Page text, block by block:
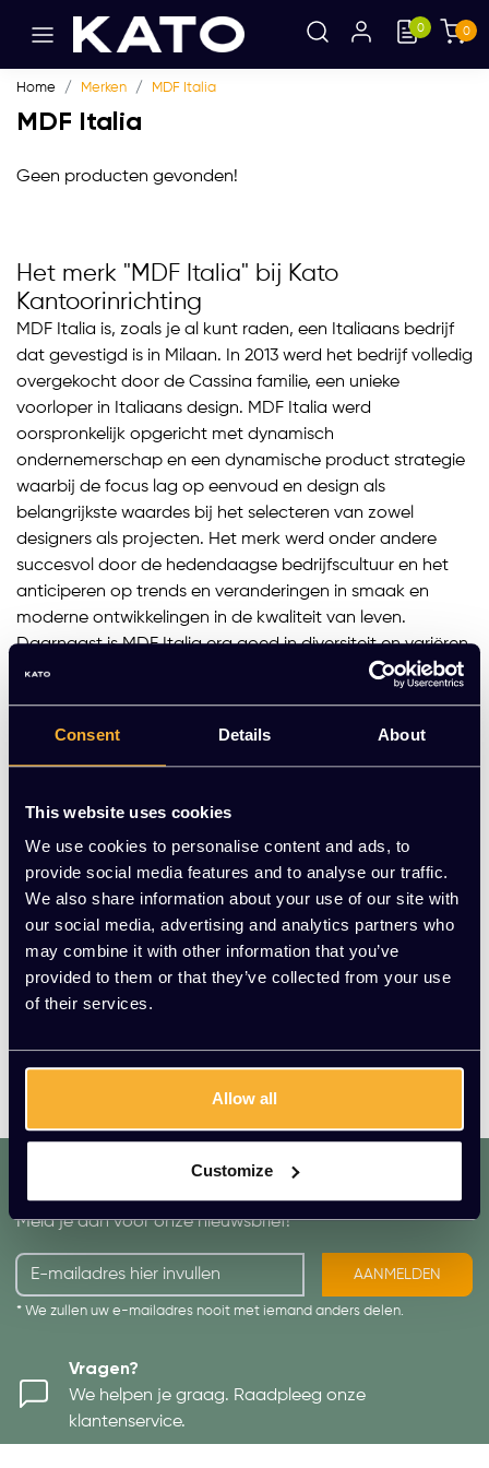
Consent Details About
This website uses cookies
We use cookies to personalise content and ads, to
provide social media features and to analyse our traffic.
We also share information about your use of our site with
our social media, advertising and analytics partners who
may combine it with other information that you’ve
provided to them or that they’ve collected from your use
of their services.
Allow all
Customize
0 0
Home Merken MDF Italia
MDF Italia
Geen producten gevonden!
Het merk "MDF Italia" bij Kato
Kantoorinrichting
MDF Italia is, zoals je al kunt raden, een Italiaans bedrijf
dat gevestigd is in Milaan. In 2013 werd het bedrijf volledig
overgekocht door de Cassina familie, een unieke
voorloper in Italiaans design. MDF Italia werd
oorspronkelijk opgericht met dynamisch
ondernemerschap en een dynamische product strategie
waarbij de focus lag op eenvoud en design als
belangrijkste waardes bij het selecteren van zowel
designers als projecten. Het merk werd onder andere
succesvol door de hedendaagse bedrijfscultuur en het
anticiperen op trends en veranderingen in smaak en
moderne ontwikkelingen in de kwaliteit van leven.
Daarnaast is MDF Italia erg goed in diversiteit en variëren,
waardoor nooit nieuwe uitdagingen uit de weg zullen
identiteit, innovatie, en eenvoud. Door het combineren
Italia elk product een eigen identiteit te geven zodat jij
ook zeker bent van je keus. Innovatie speelt een
belangrijke rol in de ontwikkeling van MDF Italia als bedrijf
zijnde, en in combinatie met nieuwe technologieën blijft
MDF Italia altijd op zoek naar de beste materialen en
optimalisatie van het productieproces. Tot slot
benadrukt de waarde ‘eenvoud’ de MDF Italia filosofie; er
de stoelen ontworpen door Jean Marie Massaud of de
tafels van P. & M. Cazzaniga.
dat. werkt. lekker.
Mis geen enkele aanbieding of actie.
Meld je aan voor onze nieuwsbrief!
AANMELDEN
* We zullen uw e-mailadres nooit met iemand anders delen.
Vragen?
We helpen je graag. Raadpleeg onze
klantenservice.